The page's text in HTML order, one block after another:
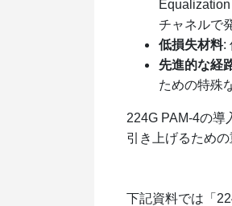
チャネルで
低損失材料:
先進的な経
ための特殊
224G PAM-4の導
引き上げるための
下記資料では「